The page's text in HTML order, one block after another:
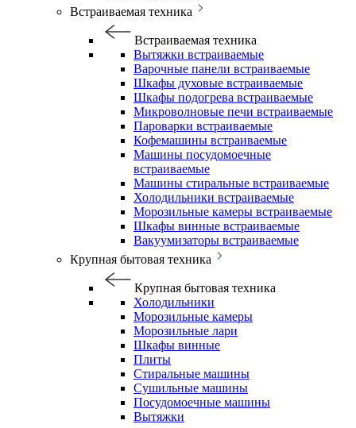
Встраиваемая техника
Встраиваемая техника
Вытяжки встраиваемые
Варочные панели встраиваемые
Шкафы духовые встраиваемые
Шкафы подогрева встраиваемые
Микроволновые печи встраиваемые
Пароварки встраиваемые
Кофемашины встраиваемые
Машины посудомоечные
встраиваемые
Машины стиральные встраиваемые
Холодильники встраиваемые
Морозильные камеры встраиваемые
Шкафы винные встраиваемые
Вакуумизаторы встраиваемые
Крупная бытовая техника
Крупная бытовая техника
Холодильники
Морозильные камеры
Морозильные лари
Шкафы винные
Плиты
Стиральные машины
Сушильные машины
Посудомоечные машины
Вытяжки